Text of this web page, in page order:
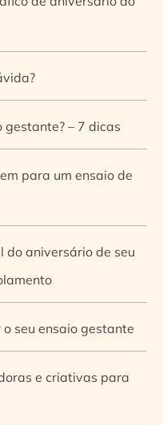
– 7 dicas
para um ensaio de
do aniversário de seu
seu ensaio gestante
e criativas para